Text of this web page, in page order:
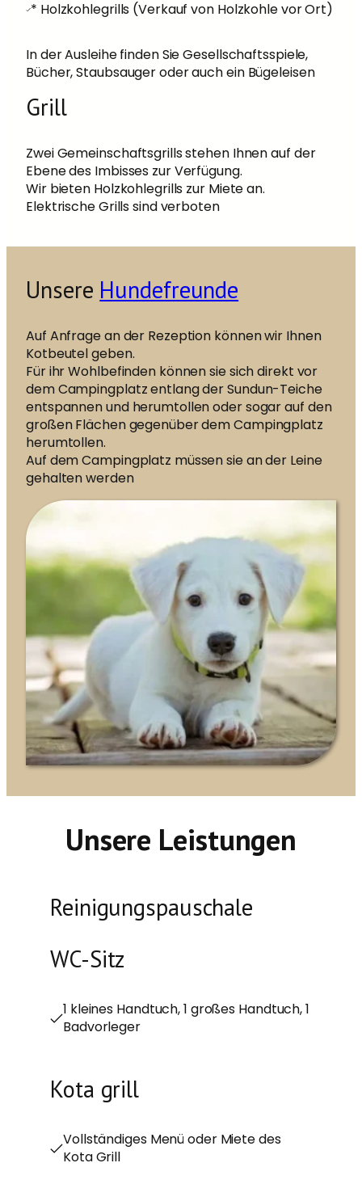
* Holzkohlegrills (Verkauf von Holzkohle vor Ort)
In der Ausleihe finden Sie Gesellschaftsspiele,
Bücher, Staubsauger oder auch ein Bügeleisen
Grill
Zwei Gemeinschaftsgrills stehen Ihnen auf der
Ebene des Imbisses zur Verfügung.
Wir bieten Holzkohlegrills zur Miete an.
Elektrische Grills sind verboten
Unsere Hundefreunde
Auf Anfrage an der Rezeption können wir Ihnen
Kotbeutel geben.
Für ihr Wohlbefinden können sie sich direkt vor
dem Campingplatz entlang der Sundun-Teiche
entspannen und herumtollen oder sogar auf den
großen Flächen gegenüber dem Campingplatz
herumtollen.
Auf dem Campingplatz müssen sie an der Leine
gehalten werden
Unsere Leistungen
Reinigungspauschale
WC-Sitz
1 kleines Handtuch, 1 großes Handtuch, 1
Badvorleger
Kota grill
Vollständiges Menü oder Miete des
Kota Grill